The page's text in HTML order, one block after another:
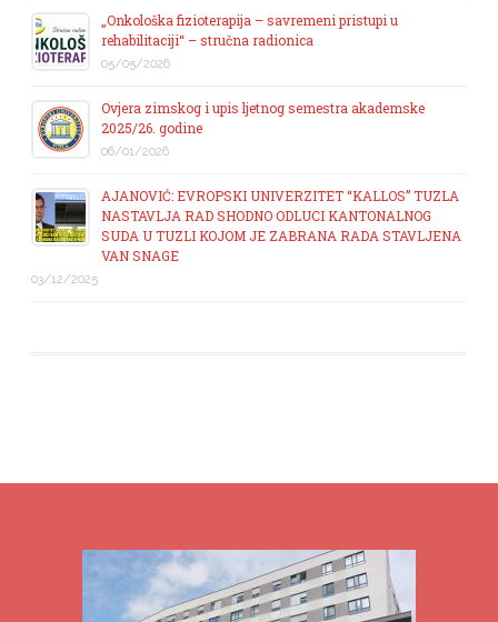
„Onkološka fizioterapija – savremeni pristupi u
rehabilitaciji“ – stručna radionica
05/05/2026
Ovjera zimskog i upis ljetnog semestra akademske
2025/26. godine
06/01/2026
AJANOVIĆ: EVROPSKI UNIVERZITET “KALLOS” TUZLA
NASTAVLJA RAD SHODNO ODLUCI KANTONALNOG
SUDA U TUZLI KOJOM JE ZABRANA RADA STAVLJENA
VAN SNAGE
03/12/2025